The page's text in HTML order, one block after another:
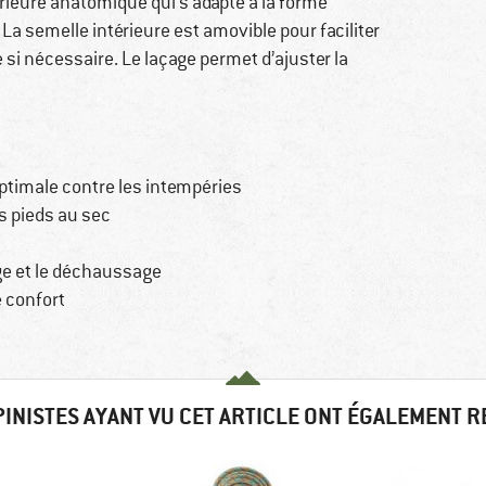
semelle intérieure est amovible pour faciliter
nécessaire. Le laçage permet d’ajuster la
contre les intempéries
pieds au sec
et le déchaussage
confort
AYANT VU CET ARTICLE ONT ÉGALEMENT